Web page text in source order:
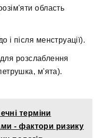
область
і після менструації).
розслаблення
м'ята).
терміни
- фактори ризику